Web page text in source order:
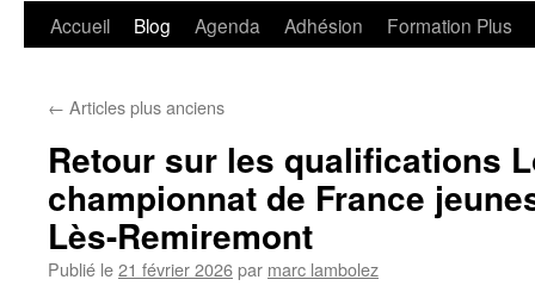
Accueil Blog Agenda Adhésion Formation Plus
← Articles plus anciens
Retour sur les qualifications
championnat de France
Lès-Remiremont
Publié le21 février 2026par marc lambolez